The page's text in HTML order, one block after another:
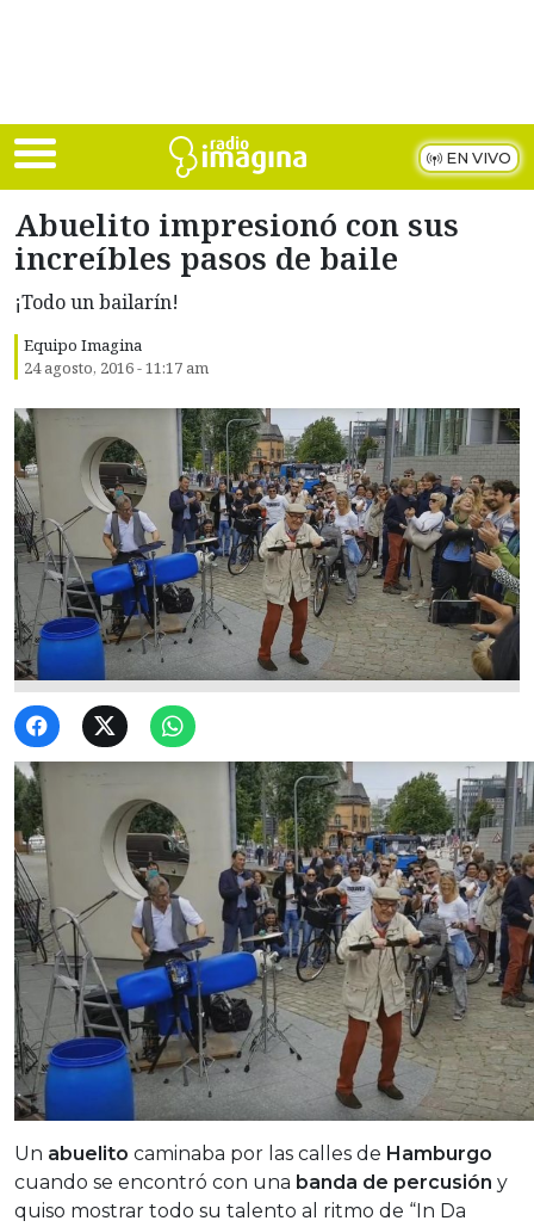
EN VIVO
Abuelito impresionó con sus
increíbles pasos de baile
¡Todo un bailarín!
Equipo Imagina
24 agosto, 2016 - 11:17 am
Un abuelito caminaba por las calles de Hamburgo
cuando se encontró con una banda de percusión y
quiso mostrar todo su talento al ritmo de “In Da